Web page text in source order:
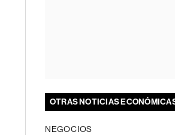
OTRAS NOTICIAS
NEGOCIOS